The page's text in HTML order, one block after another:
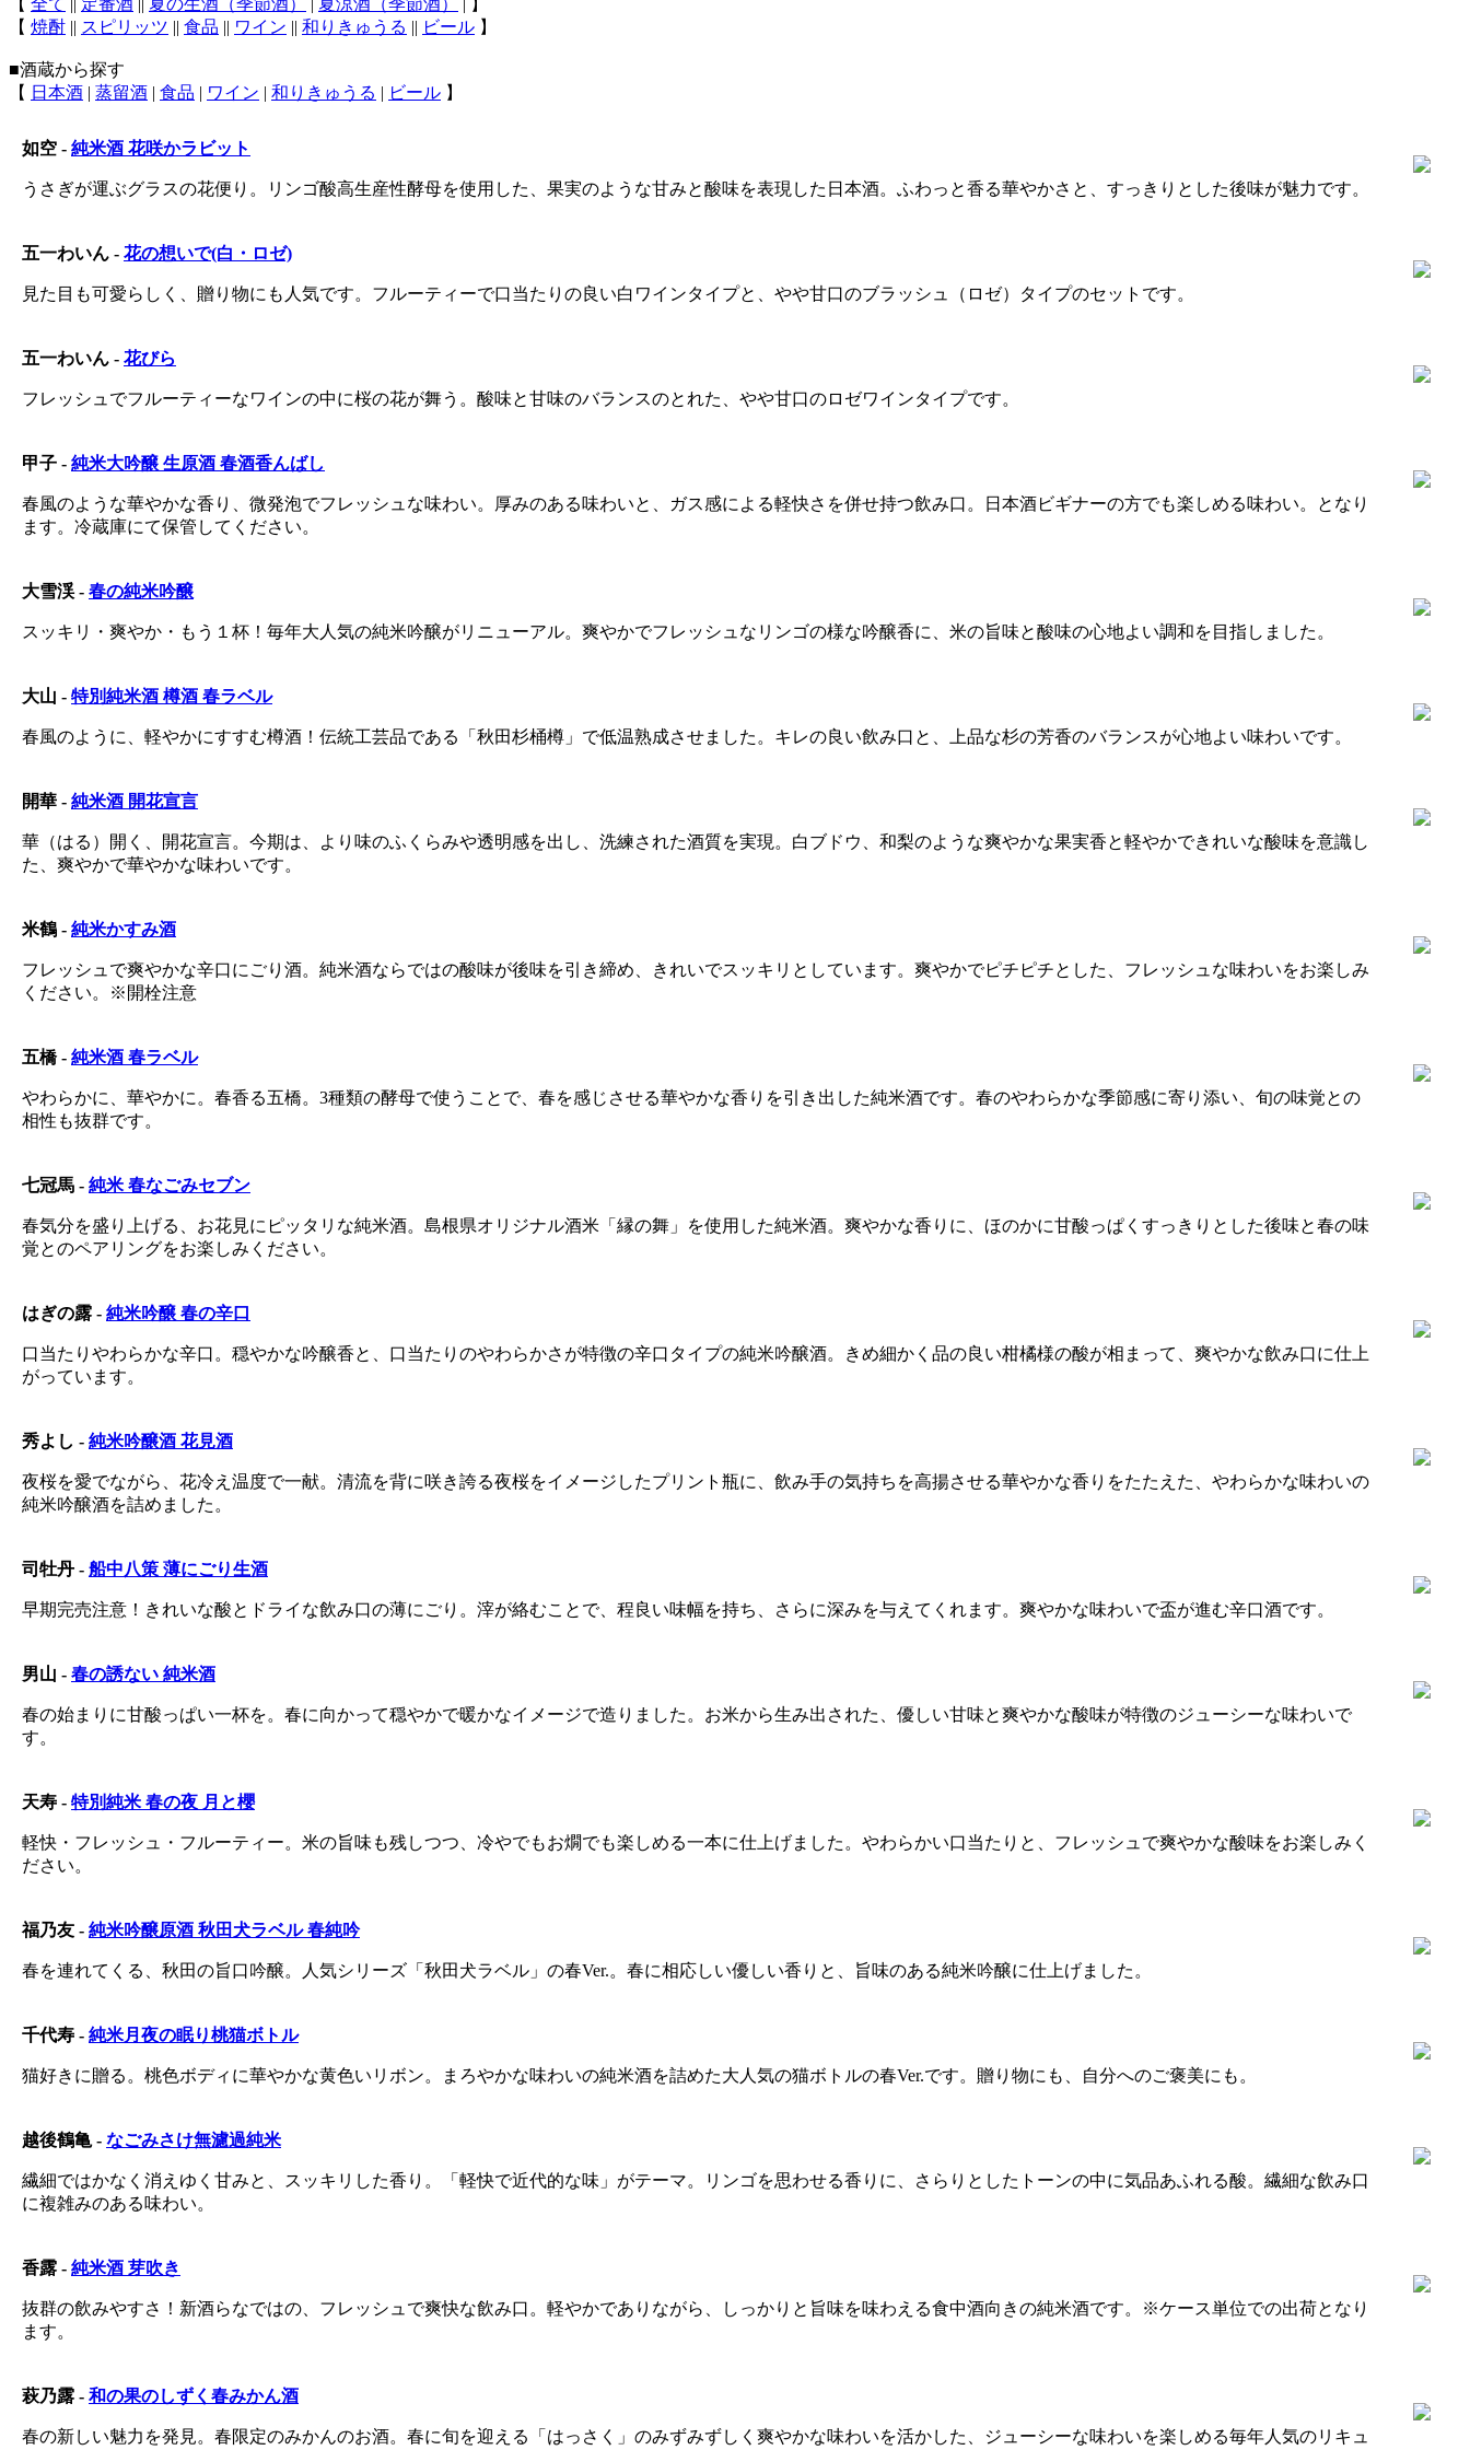
【 全て || 定番酒 || 夏の生酒（季節酒） | 夏涼酒（季節酒）
| 】
【 焼酎 || スピリッツ || 食品 || ワイン || 和りきゅうる || ビール 】
■酒蔵から探す
【 日本酒 | 蒸留酒 | 食品 | ワイン | 和りきゅうる | ビール 】
如空 - 純米酒 花咲かラビット
うさぎが運ぶグラスの花便り。リンゴ酸高生産性酵母を使用した、果実のような甘みと酸味を表現した日本酒。ふわっと香る華やかさと、すっきりとした後味が魅力です。
五一わいん - 花の想いで(白・ロゼ)
見た目も可愛らしく、贈り物にも人気です。フルーティーで口当たりの良い白ワインタイプと、やや甘口のブラッシュ（ロゼ）タイプのセットです。
五一わいん - 花びら
フレッシュでフルーティーなワインの中に桜の花が舞う。酸味と甘味のバランスのとれた、やや甘口のロゼワインタイプです。
甲子 - 純米大吟醸 生原酒 春酒香んばし
春風のような華やかな香り、微発泡でフレッシュな味わい。厚みのある味わいと、ガス感による軽快さを併せ持つ飲み口。日本酒ビギナーの方でも楽しめる味わい。となり
ます。冷蔵庫にて保管してください。
大雪渓 - 春の純米吟醸
スッキリ・爽やか・もう１杯！毎年大人気の純米吟醸がリニューアル。爽やかでフレッシュなリンゴの様な吟醸香に、米の旨味と酸味の心地よい調和を目指しました。
大山 - 特別純米酒 樽酒 春ラベル
春風のように、軽やかにすすむ樽酒！伝統工芸品である「秋田杉桶樽」で低温熟成させました。キレの良い飲み口と、上品な杉の芳香のバランスが心地よい味わいです。
開華 - 純米酒 開花宣言
華（はる）開く、開花宣言。今期は、より味のふくらみや透明感を出し、洗練された酒質を実現。白ブドウ、和梨のような爽やかな果実香と軽やかできれいな酸味を意識し
た、爽やかで華やかな味わいです。
米鶴 - 純米かすみ酒
フレッシュで爽やかな辛口にごり酒。純米酒ならではの酸味が後味を引き締め、きれいでスッキリとしています。爽やかでピチピチとした、フレッシュな味わいをお楽しみ
ください。※開栓注意
五橋 - 純米酒 春ラベル
やわらかに、華やかに。春香る五橋。3種類の酵母で使うことで、春を感じさせる華やかな香りを引き出した純米酒です。春のやわらかな季節感に寄り添い、旬の味覚との
相性も抜群です。
七冠馬 - 純米 春なごみセブン
春気分を盛り上げる、お花見にピッタリな純米酒。島根県オリジナル酒米「縁の舞」を使用した純米酒。爽やかな香りに、ほのかに甘酸っぱくすっきりとした後味と春の味
覚とのペアリングをお楽しみください。
はぎの露 - 純米吟醸 春の辛口
口当たりやわらかな辛口。穏やかな吟醸香と、口当たりのやわらかさが特徴の辛口タイプの純米吟醸酒。きめ細かく品の良い柑橘様の酸が相まって、爽やかな飲み口に仕上
がっています。
秀よし - 純米吟醸酒 花見酒
夜桜を愛でながら、花冷え温度で一献。清流を背に咲き誇る夜桜をイメージしたプリント瓶に、飲み手の気持ちを高揚させる華やかな香りをたたえた、やわらかな味わいの
純米吟醸酒を詰めました。
司牡丹 - 船中八策 薄にごり生酒
早期完売注意！きれいな酸とドライな飲み口の薄にごり。滓が絡むことで、程良い味幅を持ち、さらに深みを与えてくれます。爽やかな味わいで盃が進む辛口酒です。
男山 - 春の誘ない 純米酒
春の始まりに甘酸っぱい一杯を。春に向かって穏やかで暖かなイメージで造りました。お米から生み出された、優しい甘味と爽やかな酸味が特徴のジューシーな味わいで
す。
天寿 - 特別純米 春の夜 月と櫻
軽快・フレッシュ・フルーティー。米の旨味も残しつつ、冷やでもお燗でも楽しめる一本に仕上げました。やわらかい口当たりと、フレッシュで爽やかな酸味をお楽しみく
ださい。
福乃友 - 純米吟醸原酒 秋田犬ラベル 春純吟
春を連れてくる、秋田の旨口吟醸。人気シリーズ「秋田犬ラベル」の春Ver.。春に相応しい優しい香りと、旨味のある純米吟醸に仕上げました。
千代寿 - 純米月夜の眠り桃猫ボトル
猫好きに贈る。桃色ボディに華やかな黄色いリボン。まろやかな味わいの純米酒を詰めた大人気の猫ボトルの春Ver.です。贈り物にも、自分へのご褒美にも。
越後鶴亀 - なごみさけ無濾過純米
繊細ではかなく消えゆく甘みと、スッキリした香り。「軽快で近代的な味」がテーマ。リンゴを思わせる香りに、さらりとしたトーンの中に気品あふれる酸。繊細な飲み口
に複雑みのある味わい。
香露 - 純米酒 芽吹き
抜群の飲みやすさ！新酒らなではの、フレッシュで爽快な飲み口。軽やかでありながら、しっかりと旨味を味わえる食中酒向きの純米酒です。※ケース単位での出荷となり
ます。
萩乃露 - 和の果のしずく春みかん酒
春の新しい魅力を発見。春限定のみかんのお酒。春に旬を迎える「はっさく」のみずみずしく爽やかな味わいを活かした、ジューシーな味わいを楽しめる毎年人気のリキュ